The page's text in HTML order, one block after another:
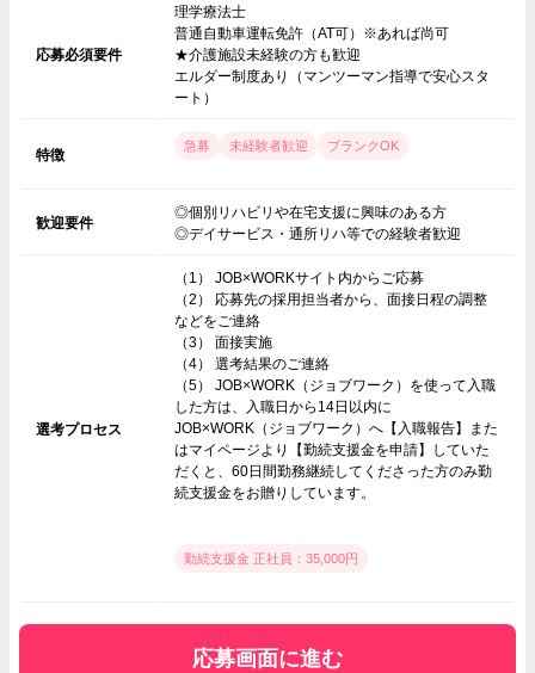
応募必須要件
理学療法士
普通自動車運転免許（AT可）※あれば尚可
★介護施設未経験の方も歓迎
エルダー制度あり（マンツーマン指導で安心スタ
ート）
特徴
急募 未経験者歓迎 ブランクOK
歓迎要件
◎個別リハビリや在宅支援に興味のある方
◎デイサービス・通所リハ等での経験者歓迎
選考プロセス
（1） JOB×WORKサイト内からご応募
（2） 応募先の採用担当者から、面接日程の調整
などをご連絡
（3） 面接実施
（4） 選考結果のご連絡
（5） JOB×WORK（ジョブワーク）を使って入職
した方は、入職日から14日以内に
JOB×WORK（ジョブワーク）へ【入職報告】また
はマイページより【勤続支援金を申請】していた
だくと、60日間勤務継続してくださった方のみ勤
続支援金をお贈りしています。
勤続支援金 正社員：35,000円
応募画面に進む